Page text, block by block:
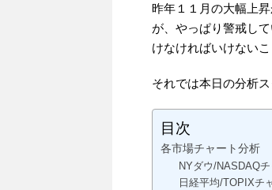
昨年１１月の大幅上
が、やっぱり警戒し
けなければいけない
それでは本日の分析ス
目次
各市場チャート分析
NYダウ/NASDAQ
日経平均/TOPIXチ